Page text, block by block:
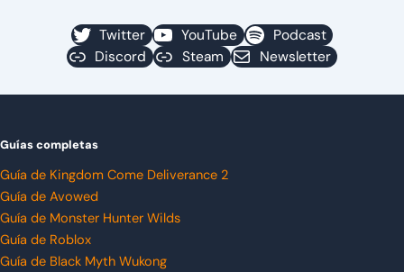
Twitter YouTube
Podcast
Discord
Steam Newsletter
Guías completas
Guía de Kingdom Come Deliverance 2
Guía de Avowed
Guía de Monster Hunter Wilds
Guía de Roblox
Guía de Black Myth Wukong